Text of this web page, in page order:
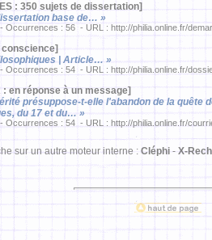
: 350 sujets de dissertation]
base de… »
: 56 - URL : http://philia.online.fr/
| Article… »
: 54 - URL : http://philia.online.fr/
: en réponse à un message]
présuppose-t-elle l'abandon de la quête
du 17 et du… »
: 54 - URL : http://philia.online.fr/
sur un autre moteur interne : Cléphi - X-